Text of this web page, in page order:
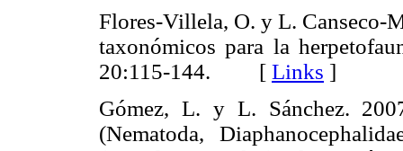
Flores-Villela, O. y L. Canseco-
taxonómicos para la
20:115-144. [ Links ]
Gómez, L. y L. Sánchez.
(Nematoda,